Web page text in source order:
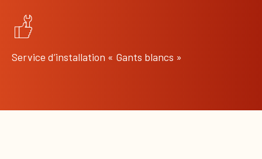
Service d’installation « Gants blancs »